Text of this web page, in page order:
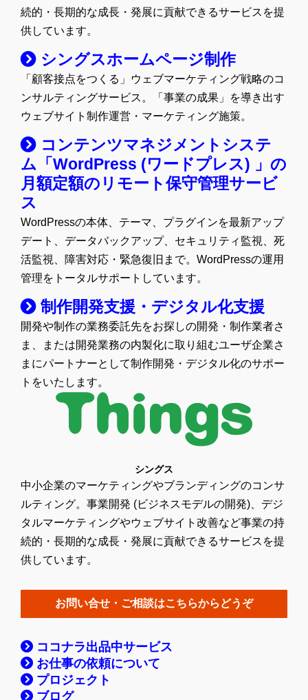
続的・長期的な成長・発展に貢献できるサービスを提
供しています。
シングスホームページ制作
「顧客接点をつくる」ウェブマーケティング戦略のコ
ンサルティングサービス。「事業の成果」を導き出す
ウェブサイト制作運営・マーケティング施策。
コンテンツマネジメントシステ
ム「WordPress (ワードプレス) 」の
月額定額のリモート保守管理サービ
ス
WordPressの本体、テーマ、プラグインを最新アップ
デート、データバックアップ、セキュリティ監視、死
活監視、障害対応・緊急復旧まで。WordPressの運用
管理をトータルサポートしています。
制作開発支援・デジタル化支援
開発や制作の業務委託先をお探しの開発・制作業者さ
ま、または開発業務の内製化に取り組むユーザ企業さ
まにパートナーとして制作開発・デジタル化のサポー
トをいたします。
シングス
中小企業のマーケティングやブランディングのコンサ
ルティング。事業開発 (ビジネスモデルの開発)、デジ
タルマーケティングやウェブサイト改善など事業の持
続的・長期的な成長・発展に貢献できるサービスを提
供しています。
お問い合せ・ご相談はこちらからどうぞ
ココナラ出品中サービス
お仕事の依頼について
プロジェクト
ブログ